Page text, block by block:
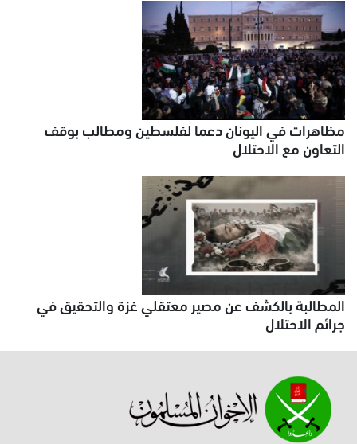
مظاهرات في اليونان دعما لفلسطين ومطالب بوقف
التعاون مع الاحتلال
المطالبة بالكشف عن مصير معتقلي غزة والتحقيق في
جرائم الاحتلال